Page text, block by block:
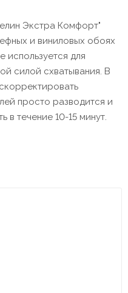
Экстра Комфорт"
и виниловых обоях
используется для
силой схватывания. В
просто разводится и
в течение 10-15 минут.